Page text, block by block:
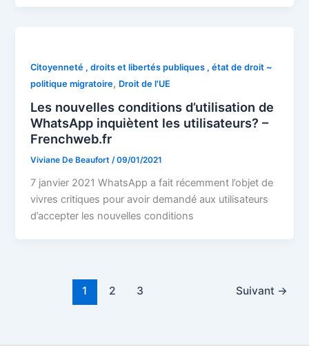
Citoyenneté , droits et libertés publiques , état de droit ~
politique migratoire, Droit de l'UE
Les nouvelles conditions d’utilisation de
WhatsApp inquiètent les utilisateurs? –
Frenchweb.fr
Viviane De Beaufort/09/01/2021
7 janvier 2021 WhatsApp a fait récemment l’objet de
vivres critiques pour avoir demandé aux utilisateurs
d’accepter les nouvelles conditions
1 2 3 Suivant →